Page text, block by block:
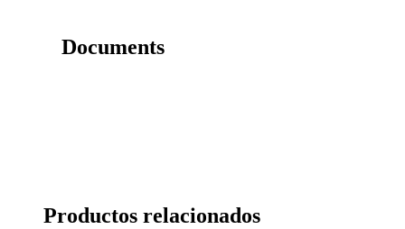
Documents
Productos relacionados